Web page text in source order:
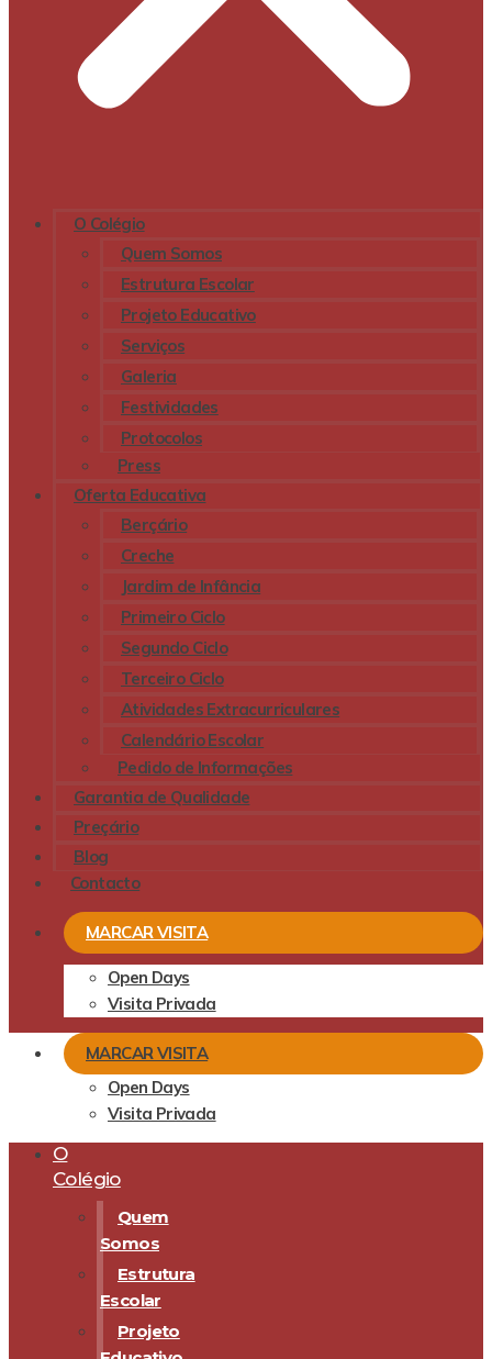
O Colégio
Quem Somos
Estrutura Escolar
Projeto Educativo
Serviços
Galeria
Festividades
Protocolos
Press
Oferta Educativa
Berçário
Creche
Jardim de Infância
Primeiro Ciclo
Segundo Ciclo
Terceiro Ciclo
Atividades Extracurriculares
Calendário Escolar
Pedido de Informações
Garantia de Qualidade
Preçário
Blog
Contacto
MARCAR VISITA
Open Days
Visita Privada
MARCAR VISITA
Open Days
Visita Privada
O
Colégio
Quem
Somos
Estrutura
Escolar
Projeto